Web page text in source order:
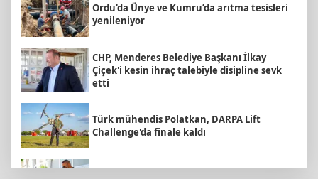
Ordu'da Ünye ve Kumru’da arıtma tesisleri
yenileniyor
CHP, Menderes Belediye Başkanı İlkay
Çiçek'i kesin ihraç talebiyle disipline sevk
etti
Türk mühendis Polatkan, DARPA Lift
Challenge'da finale kaldı